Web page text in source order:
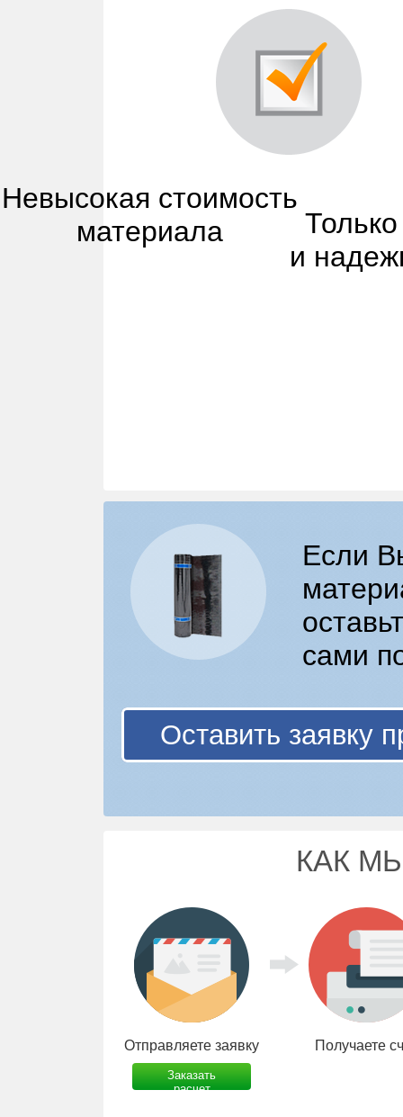
Невысокая стоимость
материала
и
Если
сами
Оставить заявку
КАК
Отправляете заявку
Заказать
расчет
Получаете